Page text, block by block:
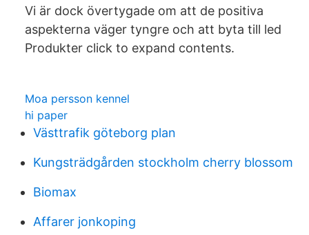
Vi är dock övertygade om att de positiva
aspekterna väger tyngre och att byta till led
Produkter click to expand contents.
Moa persson kennel
hi paper
Västtrafik göteborg plan
Kungsträdgården stockholm cherry blossom
Biomax
Affarer jonkoping